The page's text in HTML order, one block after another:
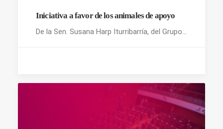
Iniciativa a favor de los animales de apoyo
De la Sen. Susana Harp Iturribarría, del Grupo…